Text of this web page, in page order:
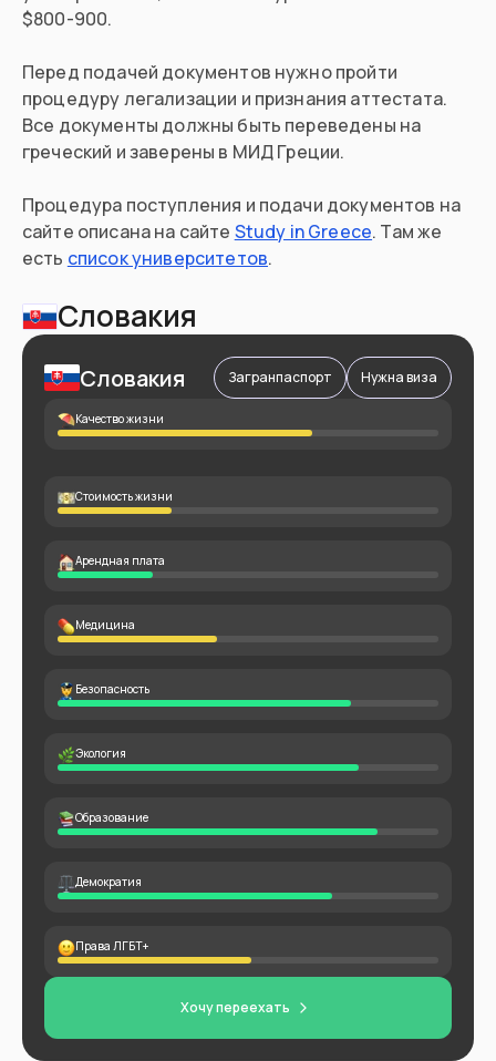
$800-900.
Перед подачей документов нужно пройти
процедуру легализации и признания аттестата.
Все документы должны быть переведены на
греческий и заверены в МИД Греции.
Процедура поступления и подачи документов на
сайте описана на сайте Study in Greece. Там же
есть список университетов.
Словакия
Словакия Загранпаспорт Нужна виза
Качество жизни
Стоимость жизни
Арендная плата
Медицина
Безопасность
Экология
Образование
Демократия
Права ЛГБТ+
Хочу переехать